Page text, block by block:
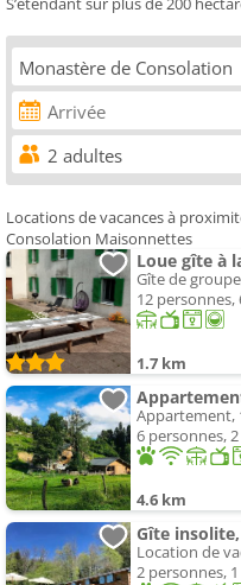
Locations de vacances à
Consolation Maisonnettes
Loue gîte à
Gîte de
12 personnes,
1.7 km
Appartement,
6 personnes,
4.6 km
Gîte
Location de
2 personnes,